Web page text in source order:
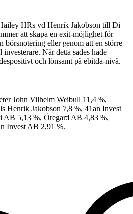
HRs vd Henrik Jakobson till Di
att skapa en exit-möjlighet för
börsnotering eller genom att en större
När detta sades hade
och lönsamt på ebitda-nivå.
John Vilhelm Weibull 11,4 %,
Henrik Jakobson 7,8 %, 41an Invest
AB 5,13 %, Öregard AB 4,83 %,
Invest AB 2,91 %.